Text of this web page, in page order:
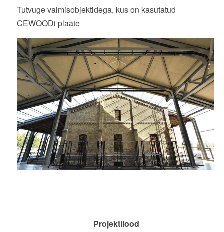
Tutvuge valmisobjektidega, kus on kasutatud
CEWOODi plaate
Projektilood